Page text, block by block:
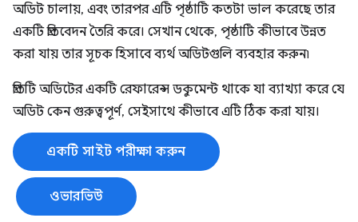
অডিট চালায়, এবং তারপর এটি পৃষ্ঠাটি কতটা ভাল করেছে তার
একটি প্রতিবেদন তৈরি করে। সেখান থেকে, পৃষ্ঠাটি কীভাবে উন্নত
করা যায় তার সূচক হিসাবে ব্যর্থ অডিটগুলি ব্যবহার করুন৷
প্রতিটি অডিটের একটি রেফারেন্স ডকুমেন্ট থাকে যা ব্যাখ্যা করে যে
অডিট কেন গুরুত্বপূর্ণ, সেইসাথে কীভাবে এটি ঠিক করা যায়।
একটি সাইট পরীক্ষা করুন
ওভারভিউ